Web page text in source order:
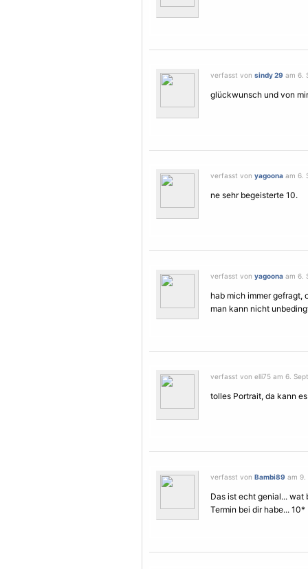
verfasst von sindy 29 am 6.
glückwunsch und von
verfasst von yagoona am 6.
ne sehr begeisterte 10.
verfasst von yagoona am 6.
hab mich immer
man kann nicht
verfasst von elli75 am 6.
tolles Portrait, da kann
verfasst von Bambi89 am 9.
Das ist echt genial... wat
Termin bei dir habe... 10*